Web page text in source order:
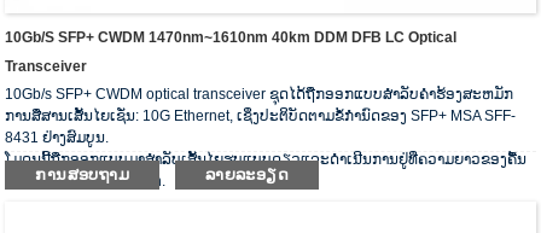
10Gb/s SFP+ CWDM 1470nm~1610nm 40km DDM DFB LC Optical
Transceiver
10Gb/s SFP+ CWDM optical transceiver ຊຸດໄດ້ຖືກອອກແບບສໍາລັບຄໍາຮ້ອງສະຫມັກ
ການສື່ສານເສັ້ນໄຍເຊັ່ນ: 10G Ethernet, ເຊິ່ງປະຕິບັດຕາມຂໍ້ກໍານົດຂອງ SFP+ MSA SFF-
8431 ຢ່າງສົມບູນ.
ໂມດູນນີ້ຖືກອອກແບບມາສໍາລັບເສັ້ນໄຍຮູບແບບດຽວແລະດໍາເນີນການຢູ່ທີ່ຄວາມຍາວຂອງຄື້ນ
ຂອງ CWDM wavelength.
ການສອບຖາມ ລາຍລະອຽດ